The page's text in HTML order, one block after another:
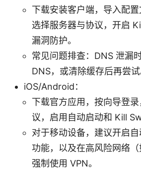
下载安装客户端，导入配置
选择服务器与协议，开启
漏洞防护。
常见问题排查：DNS 泄漏
DNS，或清除缓存后再尝试
iOS/Android：
下载官方应用，按向导登
议，启用自动启动和 Kill
对于移动设备，建议开启
功能，以及在高风险网络
强制使用 VPN。